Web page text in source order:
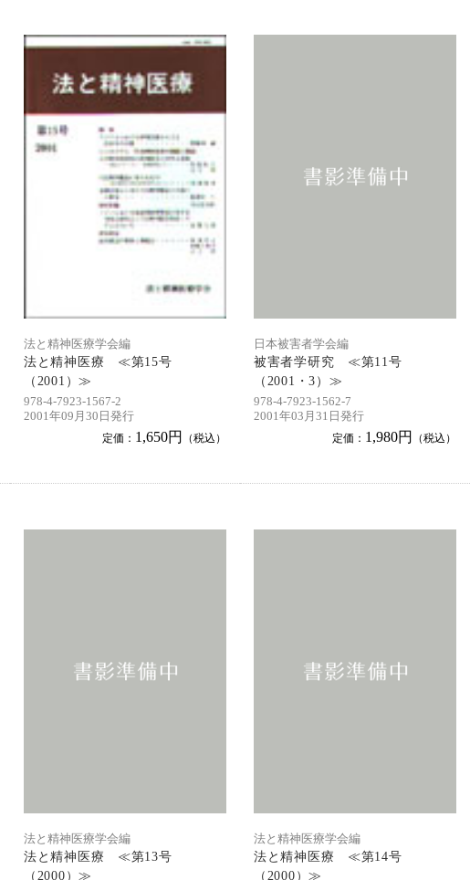
法と精神医療学会編
法と精神医療 ≪第15号
（2001）≫
978-4-7923-1567-2
2001年09月30日発行
定価： 1,650円 （税込）
日本被害者学会編
被害者学研究 ≪第11号
（2001・3）≫
978-4-7923-1562-7
2001年03月31日発行
定価： 1,980円 （税込）
法と精神医療学会編
法と精神医療 ≪第13号
（2000）≫
法と精神医療学会編
法と精神医療 ≪第14号
（2000）≫